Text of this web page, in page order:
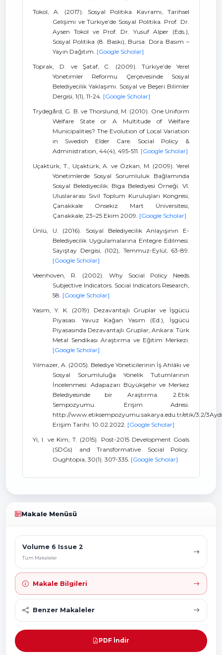
Tokol, A. (2017). Sosyal Politika Kavramı, Tarihsel
Gelişimi ve Türkiye’de Sosyal Politika. Prof. Dr.
Aysen Tokol ve Prof. Dr. Yusuf Alper (Eds.),
Sosyal Politika (8. Baskı), Bursa: Dora Basım –
Yayın Dağıtım. [Google Scholar]
Toprak, D. ve Şataf, C. (2009). Türkiye’de Yerel
Yönetimler Reformu Çerçevesinde Sosyal
Belediyecilik Yaklaşımı. Sosyal ve Beşeri Bilimler
Dergisi, 1(1), 11-24. [Google Scholar]
Trydegård, G. B. ve Thorslund, M. (2010). One Uniform
Welfare State or A Multitude of Welfare
Municipalities? The Evolution of Local Variation
in Swedish Elder Care. Social Policy &
Administration, 44(4), 495-511. [Google Scholar]
Uçaktürk, T., Uçaktürk, A. ve Özkan, M. (2009). Yerel
Yönetimlerde Sosyal Sorumluluk Bağlamında
Sosyal Belediyecilik: Biga Belediyesi Örneği. VI.
Uluslararası Sivil Toplum Kuruluşları Kongresi,
Çanakkale Onsekiz Mart Üniversitesi,
Çanakkale, 23–25 Ekim 2009. [Google Scholar]
Ünlü, U. (2016). Sosyal Belediyecilik Anlayışının E-
Belediyecilik Uygulamalarına Entegre Edilmesi.
Sayıştay Dergisi, (102), Temmuz-Eylül, 63-89.
[Google Scholar]
Veenhoven, R. (2002). Why Social Policy Needs
Subjective Indicators. Social Indicators Research,
58. [Google Scholar]
Yasım, Y. K. (2019). Dezavantajlı Gruplar ve İşgücü
Piyasası. Yavuz Kağan Yasım (Ed.), İşgücü
Piyasasında Dezavantajlı Gruplar, Ankara: Türk
Metal Sendikası Araştırma ve Eğitim Merkezi.
[Google Scholar]
Yılmazer, A. (2005). Belediye Yöneticilerinin İş Ahlâkı ve
Sosyal Sorumluluğa Yönelik Tutumlarının
İncelenmesi: Adapazarı Büyükşehir ve Merkez
Belediyesinde bir Araştırma. 2.Etik
Sempozyumu. Erişim Adresi.
http://www.etiksempozyumu.sakarya.edu.tr/etik/3.2/
Erişim Tarihi: 10.02.2022. [Google Scholar]
Yi, I. ve Kim, T. (2015). Post-2015 Development Goals
(SDGs) and Transformative Social Policy.
Oughtopia, 30(1). 307-335. [Google Scholar]
Makale Menüsü
Volume 6 Issue 2
Tüm Makaleler
Makale Bilgileri
Benzer Makaleler
PDF İndir